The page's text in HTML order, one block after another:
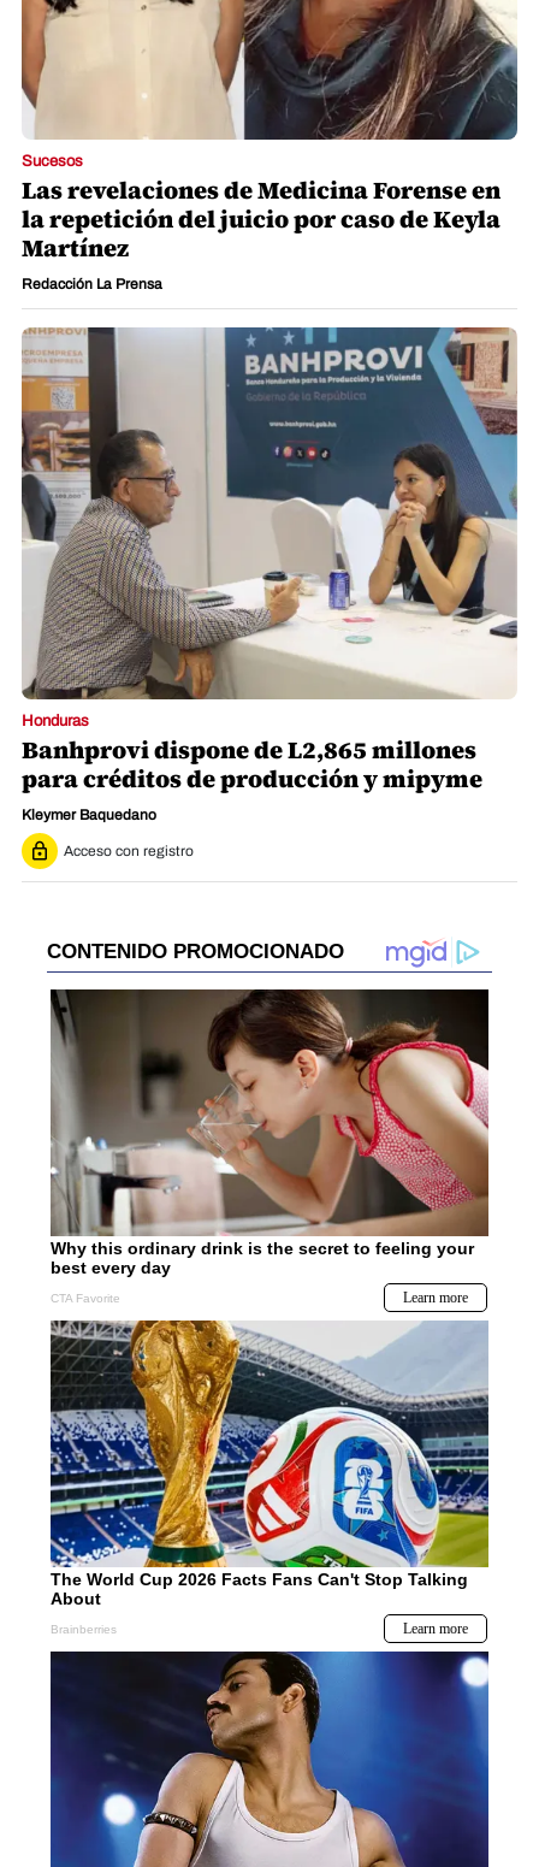
Sucesos
Las revelaciones de Medicina Forense en
la repetición del juicio por caso de Keyla
Martínez
Redacción La Prensa
Honduras
Banhprovi dispone de L2,865 millones
para créditos de producción y mipyme
Kleymer Baquedano
Acceso con registro